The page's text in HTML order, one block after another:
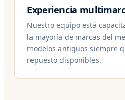
Experiencia
Nuestro equipo está
la mayoría de marcas del
modelos antiguos siempre
repuesto disponibles.